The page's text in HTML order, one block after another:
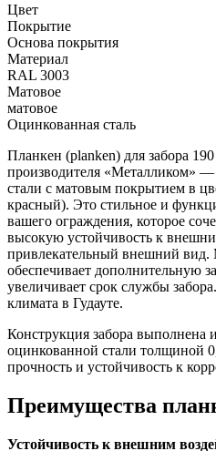
Цвет
Покрытие
Основа покрытия
Материал
RAL 3003
Матовое
матовое
Оцинкованная сталь
Планкен (planken) для забора
производителя «Металликом»
стали с матовым покрытием в
красный). Это стильное и
вашего ограждения, которое
высокую устойчивость к
привлекательный внешний вид.
обеспечивает дополнительную
увеличивает срок службы
климата в Гудауте.
Конструкция забора выполнена
оцинкованной стали толщиной
прочность и устойчивость к
Преимущества
Устойчивость к внешним